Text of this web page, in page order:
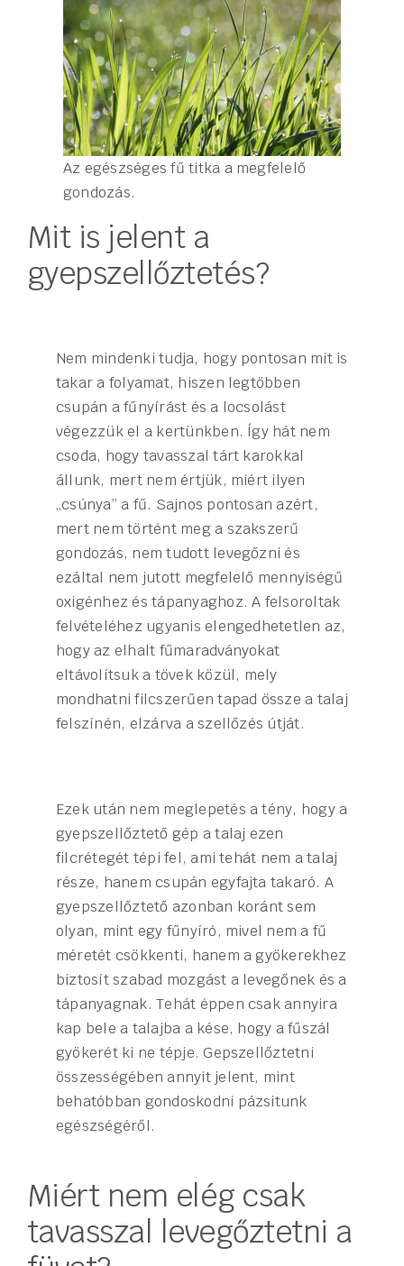
Az egészséges fű titka a megfelelő
gondozás.
Mit is jelent a
gyepszellőztetés?
Nem mindenki tudja, hogy pontosan mit is
takar a folyamat, hiszen legtöbben
csupán a fűnyírást és a locsolást
végezzük el a kertünkben. Így hát nem
csoda, hogy tavasszal tárt karokkal
állunk, mert nem értjük, miért ilyen
„csúnya” a fű. Sajnos pontosan azért,
mert nem történt meg a szakszerű
gondozás, nem tudott levegőzni és
ezáltal nem jutott megfelelő mennyiségű
oxigénhez és tápanyaghoz. A felsoroltak
felvételéhez ugyanis elengedhetetlen az,
hogy az elhalt fűmaradványokat
eltávolítsuk a tövek közül, mely
mondhatni filcszerűen tapad össze a talaj
felszínén, elzárva a szellőzés útját.
Ezek után nem meglepetés a tény, hogy a
gyepszellőztető gép a talaj ezen
filcrétegét tépi fel, ami tehát nem a talaj
része, hanem csupán egyfajta takaró. A
gyepszellőztető azonban koránt sem
olyan, mint egy fűnyíró, mivel nem a fű
méretét csökkenti, hanem a gyökerekhez
biztosít szabad mozgást a levegőnek és a
tápanyagnak. Tehát éppen csak annyira
kap bele a talajba a kése, hogy a fűszál
gyökerét ki ne tépje. Gepszellőztetni
összességében annyit jelent, mint
behatóbban gondoskodni pázsitunk
egészségéről.
Miért nem elég csak
tavasszal levegőztetni a